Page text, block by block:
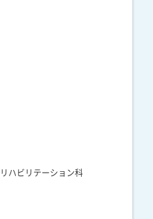
ハビリテーション科